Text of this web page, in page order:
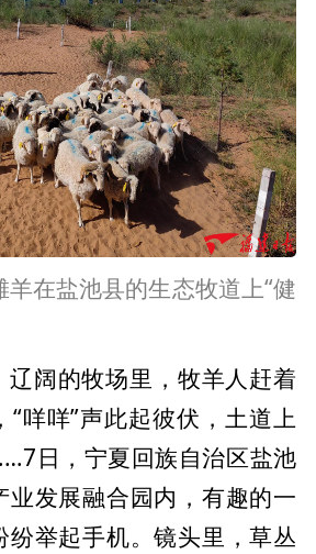
在盐池县的生态牧道上“健
辽阔的牧场里，牧羊人赶着
“咩咩”声此起彼伏，土道上
日，宁夏回族自治区盐池
业发展融合园内，有趣的一
纷举起手机。镜头里，草丛